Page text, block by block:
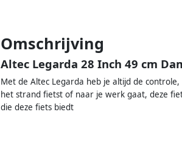
Omschrijving
Altec Legarda 28 Inch 49 cm
Met de Altec Legarda heb je altijd de
het strand fietst of naar je werk gaat, deze
die deze fiets biedt